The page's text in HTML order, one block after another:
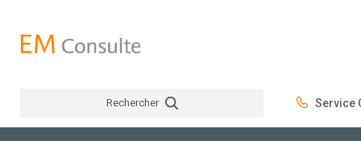
Rechercher Service